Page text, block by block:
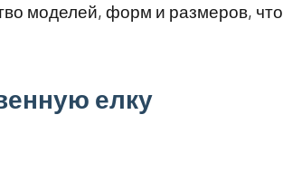
моделей, форм и размеров, что
елку